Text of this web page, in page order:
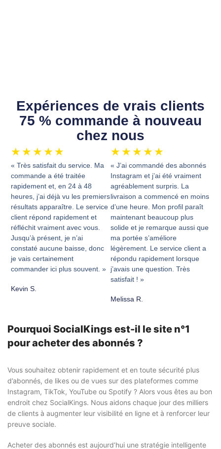
Expériences de vrais clients
75 % commande à nouveau
chez nous
★ ★ ★ ★ ★
« Très satisfait du service. Ma
commande a été traitée
rapidement et, en 24 à 48
heures, j’ai déjà vu les premiers
résultats apparaître. Le service
client répond rapidement et
réfléchit vraiment avec vous.
Jusqu’à présent, je n’ai
constaté aucune baisse, donc
je vais certainement
commander ici plus souvent. »
Kevin S.
★ ★ ★ ★ ★
« J’ai commandé des abonnés
Instagram et j’ai été vraiment
agréablement surpris. La
livraison a commencé en moins
d’une heure. Mon profil paraît
maintenant beaucoup plus
solide et je remarque aussi que
ma portée s’améliore
légèrement. Le service client a
répondu rapidement lorsque
j’avais une question. Très
satisfait ! »
Melissa R.
Pourquoi SocialKings est-il le site n°1
pour acheter des abonnés ?
Vous souhaitez obtenir rapidement et en toute sécurité plus
d’abonnés, de likes ou de vues sur des plateformes comme
Instagram, TikTok, YouTube ou Spotify ? Alors vous êtes au bon
endroit chez SocialKings. Nous aidons chaque jour des milliers
de clients à augmenter leur visibilité en ligne et à renforcer leur
preuve sociale.
Acheter des abonnés est aujourd’hui une stratégie intelligente